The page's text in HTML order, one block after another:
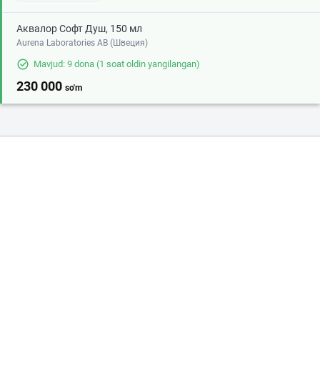
Аквалор Софт Душ, 150 мл
Aurena Laboratories AB (Швеция)
Mavjud: 9 dona (1 soat oldin yangilangan)
230 000 so'm